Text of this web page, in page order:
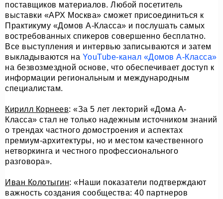
поставщиков материалов. Любой посетитель
выставки «АРХ Москва» сможет присоединиться к
Практикуму «Домов А-Класса» и послушать самых
востребованных спикеров совершенно бесплатно.
Все выступления и интервью записываются и затем
выкладываются на YouTube-канал «Домов А-Класса»
на безвозмездной основе, что обеспечивает доступ к
информации региональным и международным
специалистам.
Кирилл Корнеев: «За 5 лет лекторий «Дома А-
Класса» стал не только надежным источником знаний
о трендах частного домостроения и аспектах
премиум-архитектуры, но и местом качественного
нетворкинга и честного профессионального
разговора».
Иван Колотыгин: «Наши показатели подтверждают
важность создания сообщества: 40 партнеров